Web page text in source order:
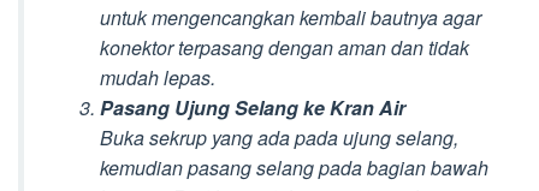
untuk mengencangkan kembali bautnya agar
konektor terpasang dengan aman dan tidak
mudah lepas.
Pasang Ujung Selang ke Kran Air
Buka sekrup yang ada pada ujung selang,
kemudian pasang selang pada bagian bawah